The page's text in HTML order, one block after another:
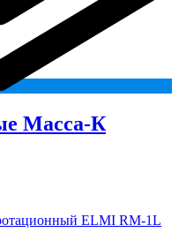
Масса-К